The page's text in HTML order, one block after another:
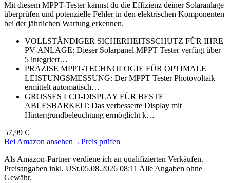
Mit diesem MPPT-Tester kannst du die Effizienz deiner Solaranlage
überprüfen und potenzielle Fehler in den elektrischen Komponenten
bei der jährlichen Wartung erkennen.
VOLLSTÄNDIGER SICHERHEITSSCHUTZ FÜR IHRE
PV-ANLAGE: Dieser Solarpanel MPPT Tester verfügt über
5 integriert…
PRÄZISE MPPT-TECHNOLOGIE FÜR OPTIMALE
LEISTUNGSMESSUNG: Der MPPT Tester Photovoltaik
ermittelt automatisch…
GROSSES LCD-DISPLAY FÜR BESTE
ABLESBARKEIT: Das verbesserte Display mit
Hintergrundbeleuchtung ermöglicht k…
57,99 €
Bei Amazon ansehen →Preis prüfen
Als Amazon-Partner verdiene ich an qualifizierten Verkäufen.
Preisangaben inkl. USt.05.08.2026 08:11 Alle Angaben ohne
Gewähr.